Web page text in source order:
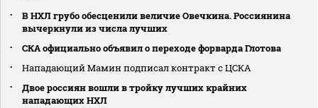
В НХЛ грубо обесценили величие Овечкина. Россиянина
вычеркнули из числа лучших
СКА официально объявил о переходе форварда Глотова
Нападающий Мамин подписал контракт с ЦСКА
Двое россиян вошли в тройку лучших крайних
нападающих НХЛ